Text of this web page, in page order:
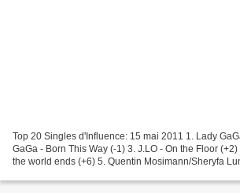
Top 20 Singles d'Influence: 15 mai 2011 1. Lady
GaGa - Born This Way (-1) 3. J.LO - On the Floor (+2)
the world ends (+6) 5. Quentin Mosimann/Sheryfa